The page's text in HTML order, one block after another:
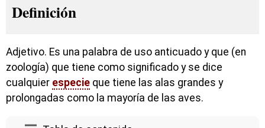
Definición
Adjetivo. Es una palabra de uso anticuado y que (en
zoología) que tiene como significado y se dice
cualquier especie que tiene las alas grandes y
prolongadas como la mayoría de las aves.